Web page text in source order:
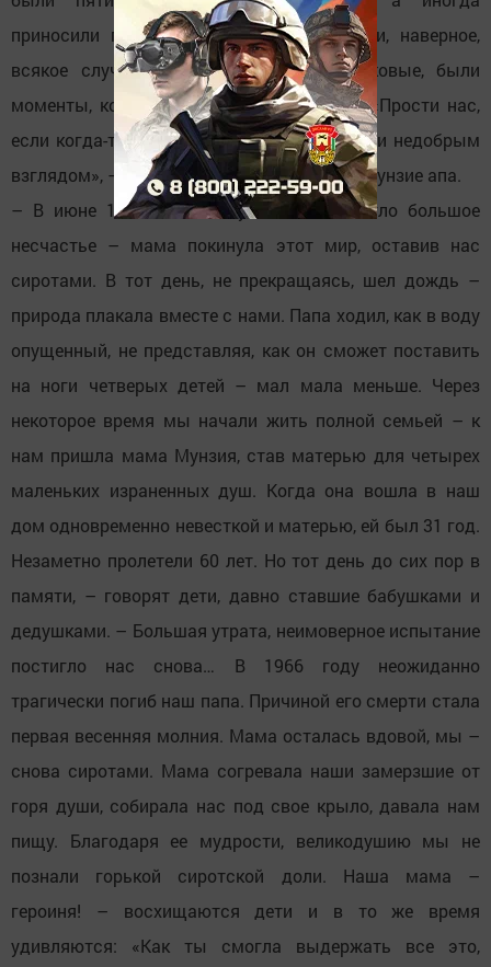
приносили пятикратную печаль». В жизни, наверное,
всякое случалось, дети не всегда шелковые, были
моменты, когда мы не слушались маму. «Прости нас,
если когда-то мы тебя обидели словом или недобрым
взглядом», – обращаются пятеро детей к Мунзие апа.
– В июне 1961 года нашу семью постигло большое
несчастье – мама покинула этот мир, оставив нас
сиротами. В тот день, не прекращаясь, шел дождь –
природа плакала вместе с нами. Папа ходил, как в воду
опущенный, не представляя, как он сможет поставить
на ноги четверых детей – мал мала меньше. Через
некоторое время мы начали жить полной семьей – к
нам пришла мама Мунзия, став матерью для четырех
маленьких израненных душ. Когда она вошла в наш
дом одновременно невесткой и матерью, ей был 31 год.
Незаметно пролетели 60 лет. Но тот день до сих пор в
памяти, – говорят дети, давно ставшие бабушками и
дедушками. – Большая утрата, неимоверное испытание
постигло нас снова… В 1966 году неожиданно
трагически погиб наш папа. Причиной его смерти стала
первая весенняя молния. Мама осталась вдовой, мы –
снова сиротами. Мама согревала наши замерзшие от
горя души, собирала нас под свое крыло, давала нам
пищу. Благодаря ее мудрости, великодушию мы не
познали горькой сиротской доли. Наша мама –
героиня! – восхищаются дети и в то же время
удивляются: «Как ты смогла выдержать все это,